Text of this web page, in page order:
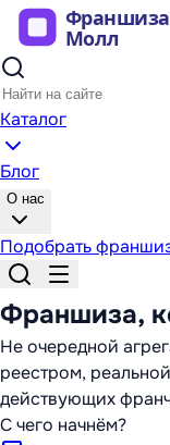
Каталог
Блог
О нас
Подобрать
Франшиза,
Не очередной
реестром,
действующих
С чего начнём?